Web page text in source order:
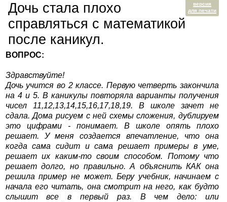
версия
для печати
Дочь стала плохо
справляться с математикой
после каникул.
ВОПРОС:
Здравствуйте!
Дочь учится во 2 классе. Первую четверть закончила
на 4 и 5. В каникулы повторяла варианты получения
чисел 11,12,13,14,15,16,17,18,19. В школе зачет не
сдала. Дома рисуем с ней схемы сложения, дублируем
это цифрами - понимает. В школе опять плохо
решает. У меня создается впечатление, что она
когда сама сидит и сама решает примеры в уме,
решает их каким-то своим способом. Потому что
решает долго, но правильно. А объяснить КАК она
решила пример не может. Беру учебник, начинаем с
начала его читать, она смотрит на него, как будто
слышит все в первый раз. В чем дело: или